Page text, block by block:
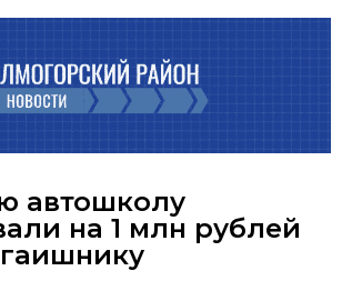
автошколу
на 1 млн рублей
гаишнику